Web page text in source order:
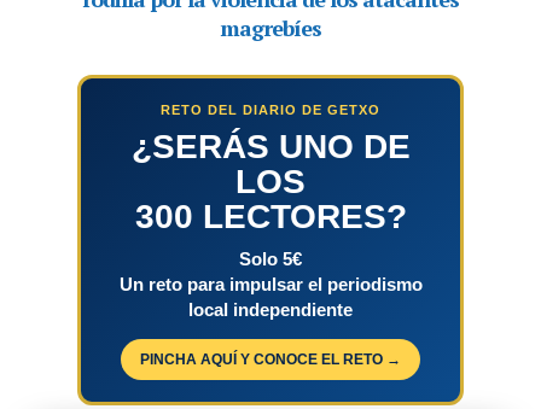
RETO DEL DIARIO DE GETXO
¿SERÁS UNO DE
LOS
300 LECTORES?
Solo 5€
Un reto para impulsar el periodismo
local independiente
PINCHA AQUÍ Y CONOCE EL RETO →